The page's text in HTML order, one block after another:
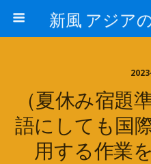
（夏休み宿
語にしても国
用する作業